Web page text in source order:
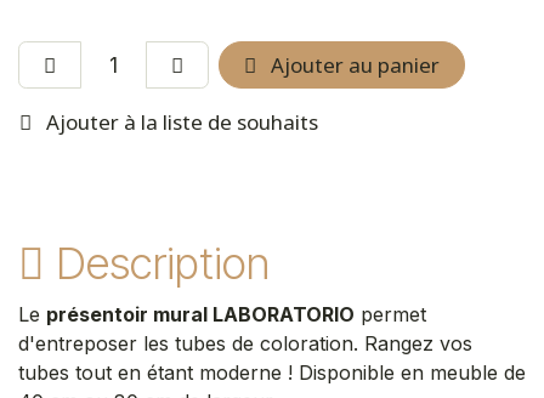
Ajouter au panier
Ajouter à la liste de souhaits
Description
Le présentoir mural LABORATORIO permet
d'entreposer les tubes de coloration. Rangez vos
tubes tout en étant moderne ! Disponible en meuble de